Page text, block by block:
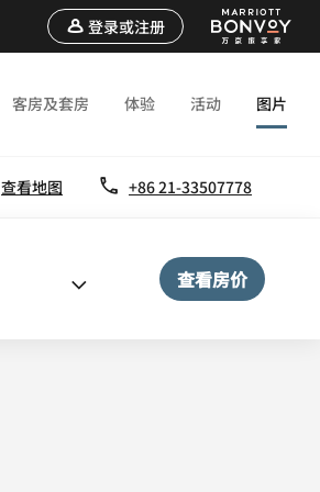
登录或注册
客房及套房 体验 活动 图片
查看地图 +86 21-33507778
查看房价